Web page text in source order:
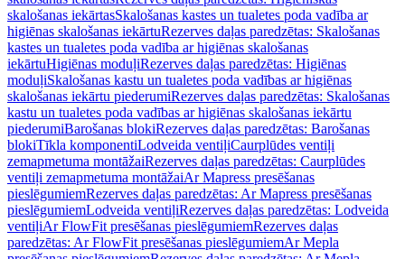
skalošanas iekārtasSkalošanas kastes un tualetes poda vadība ar
higiēnas skalošanas iekārtuRezerves daļas paredzētas: Skalošanas
kastes un tualetes poda vadība ar higiēnas skalošanas
iekārtuHigiēnas moduļiRezerves daļas paredzētas: Higiēnas
moduļiSkalošanas kastu un tualetes poda vadības ar higiēnas
skalošanas iekārtu piederumiRezerves daļas paredzētas: Skalošanas
kastu un tualetes poda vadības ar higiēnas skalošanas iekārtu
piederumiBarošanas blokiRezerves daļas paredzētas: Barošanas
blokiTīkla komponentiLodveida ventiļiCaurplūdes ventiļi
zemapmetuma montāžaiRezerves daļas paredzētas: Caurplūdes
ventiļi zemapmetuma montāžaiAr Mapress presēšanas
pieslēgumiemRezerves daļas paredzētas: Ar Mapress presēšanas
pieslēgumiemLodveida ventiļiRezerves daļas paredzētas: Lodveida
ventiļiAr FlowFit presēšanas pieslēgumiemRezerves daļas
paredzētas: Ar FlowFit presēšanas pieslēgumiemAr Mepla